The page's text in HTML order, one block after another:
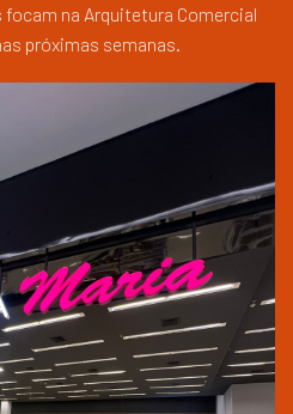
na Arquitetura Comercial
próximas semanas.